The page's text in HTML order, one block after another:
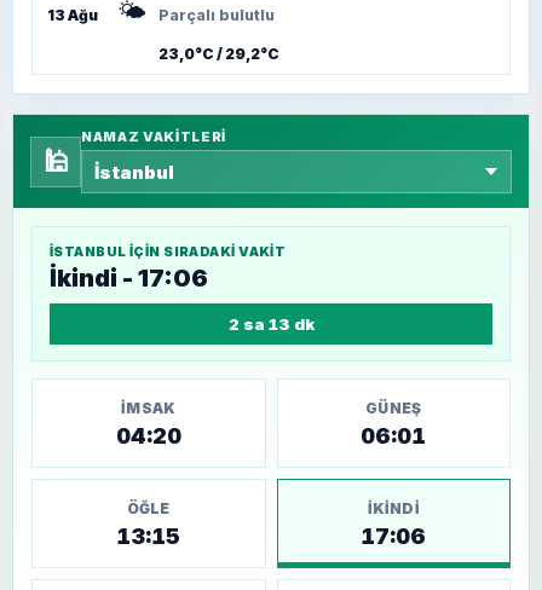
13 Ağu 🌤️ Parçalı bulutlu
23,0°C / 29,2°C
🕌
NAMAZ VAKITLERI
İSTANBUL IÇIN SIRADAKI VAKIT
İkindi - 17:06
2 sa 13 dk
İMSAK
04:20
GÜNEŞ
06:01
ÖĞLE
13:15
İKINDI
17:06